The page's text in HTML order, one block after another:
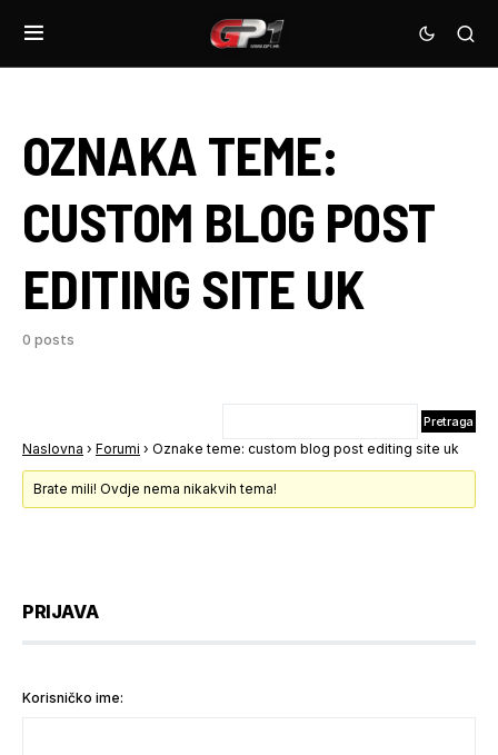
OZNAKA TEME:
CUSTOM BLOG POST
EDITING SITE UK
0 posts
Naslovna › Forumi › Oznake teme: custom blog post editing site uk
Brate mili! Ovdje nema nikakvih tema!
PRIJAVA
Korisničko ime: